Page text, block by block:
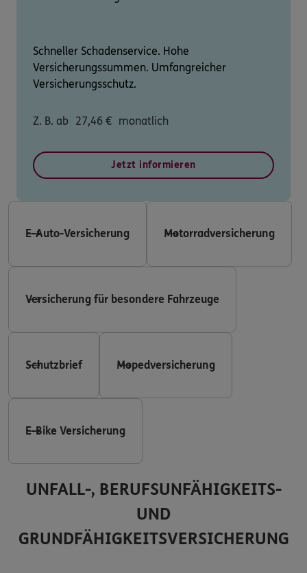
Schneller Schadenservice. Hohe
Versicherungssummen. Umfangreicher
Versicherungsschutz.
Z. B. ab 27,46 € monatlich
Jetzt informieren
E-Auto-Versicherung Motorradversicherung
Versicherung für besondere Fahrzeuge
Schutzbrief Mopedversicherung
E-Bike Versicherung
UNFALL-, BERUFSUNFÄHIGKEITS-
UND
GRUNDFÄHIGKEITSVERSICHERUNG